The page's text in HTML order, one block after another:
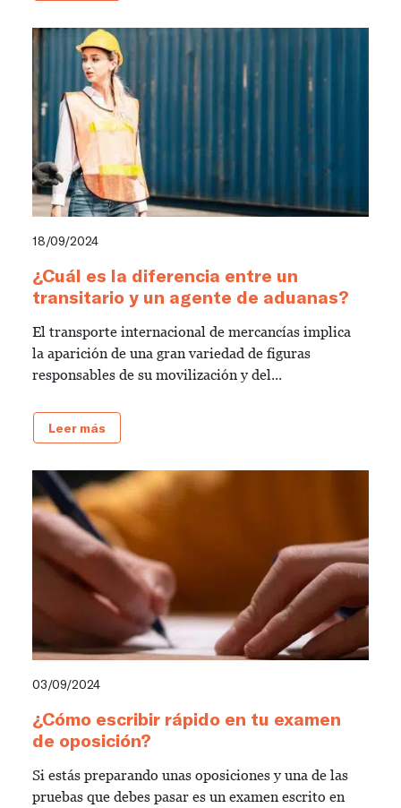
18/09/2024
¿Cuál es la diferencia entre un
transitario y un agente de aduanas?
El transporte internacional de mercancías implica
la aparición de una gran variedad de figuras
responsables de su movilización y del...
Leer más
03/09/2024
¿Cómo escribir rápido en tu examen
de oposición?
Si estás preparando unas oposiciones y una de las
pruebas que debes pasar es un examen escrito en